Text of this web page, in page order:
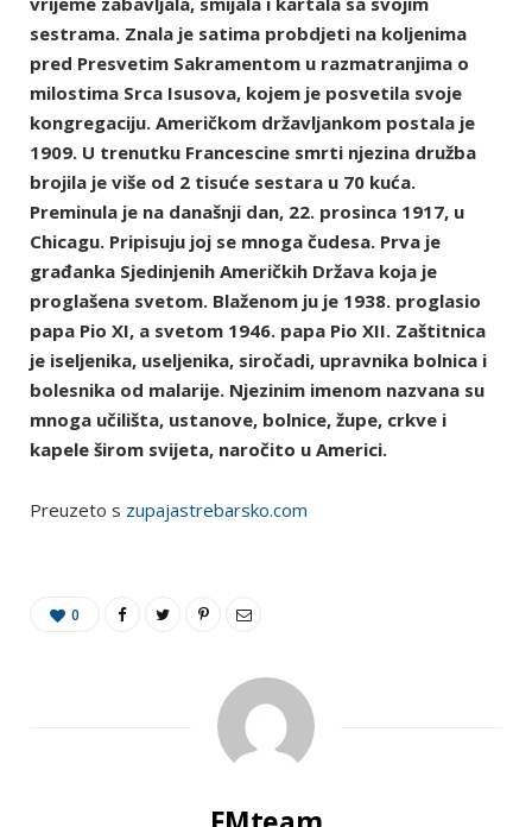
sestrama. Znala je satima probdjeti na koljenima
pred Presvetim Sakramentom u razmatranjima o
milostima Srca Isusova, kojem je posvetila svoje
kongregaciju. Američkom državljankom postala je
1909. U trenutku Francescine smrti njezina družba
brojila je više od 2 tisuće sestara u 70 kuća.
Preminula je na današnji dan, 22. prosinca 1917, u
Chicagu. Pripisuju joj se mnoga čudesa. Prva je
građanka Sjedinjenih Američkih Država koja je
proglašena svetom. Blaženom ju je 1938. proglasio
papa Pio XI, a svetom 1946. papa Pio XII. Zaštitnica
je iseljenika, useljenika, siročadi, upravnika bolnica i
bolesnika od malarije. Njezinim imenom nazvana su
mnoga učilišta, ustanove, bolnice, župe, crkve i
kapele širom svijeta, naročito u Americi.
Preuzeto s zupajastrebarsko.com
0